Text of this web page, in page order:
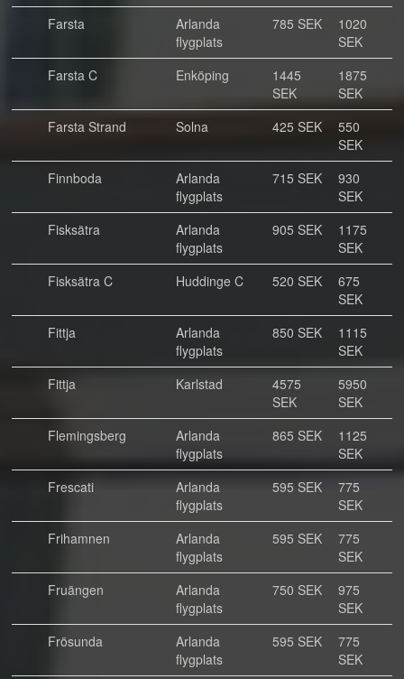
Farsta
Arlanda
flygplats
785 SEK
1020
SEK
Farsta C
Enköping
1445
SEK
1875
SEK
Farsta Strand
Solna 425 SEK
550
SEK
Finnboda
Arlanda
flygplats
715 SEK
930
SEK
Fisksätra
Arlanda
flygplats
905 SEK
1175
SEK
Fisksätra C
Huddinge C 520 SEK
675
SEK
Fittja
Arlanda
flygplats
850 SEK
1115
SEK
Fittja
Karlstad
4575
SEK
5950
SEK
Flemingsberg
Arlanda
flygplats
865 SEK
1125
SEK
Frescati
Arlanda
flygplats
595 SEK
775
SEK
Frihamnen
Arlanda
flygplats
595 SEK
775
SEK
Fruängen
Arlanda
flygplats
750 SEK
975
SEK
Frösunda
Arlanda
flygplats
595 SEK
775
SEK